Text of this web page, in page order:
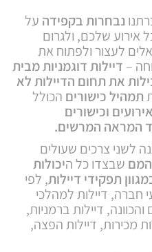
נבחרות בקפידה על
אירוע שלכם, ולגרום
לעצור ולפתוח את
– דיילות דוגמניות מבית
את תחום הדיילות לא
תמהיל כישורים הכולל
וכישורים
המראה המרשים.
לשני צרכים שעולים
שבצדו כל היכולות
תפקידי דיילות, לפי
חברה, דיילות למהלכי
דיילות ברמניות,
מכירות, דיילות הפצה,